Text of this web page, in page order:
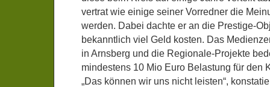
vertrat wie einige seiner Vorredner die
werden. Dabei dachte er an die Prestige-
bekanntlich viel Geld kosten. Das
in Arnsberg und die Regionale-Projekte
mindestens 10 Mio Euro Belastung für den
„Das können wir uns nicht leisten“,